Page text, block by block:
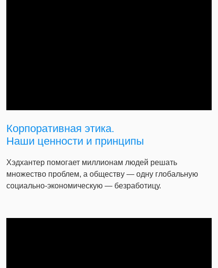
Корпоративная этика.
Наши ценности и принципы
Хэдхантер помогает миллионам людей решать
множество проблем, а обществу — одну глобальную
социально-экономическую — безработицу.